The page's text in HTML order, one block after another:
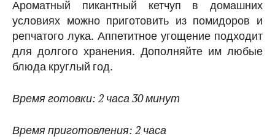
Ароматный пикантный кетчуп в домашних
условиях можно приготовить из помидоров и
репчатого лука. Аппетитное угощение подходит
для долгого хранения. Дополняйте им любые
блюда круглый год.
Время готовки: 2 часа 30 минут
Время приготовления: 2 часа